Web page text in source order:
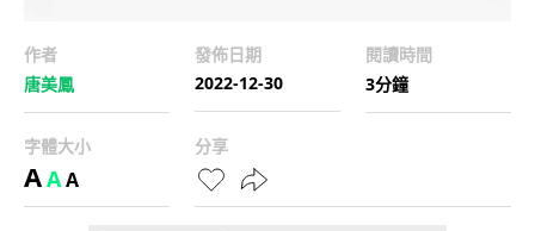
作者
唐美鳳
發佈日期
2022-12-30
閱讀時間
3分鐘
字體大小
AAA
分享